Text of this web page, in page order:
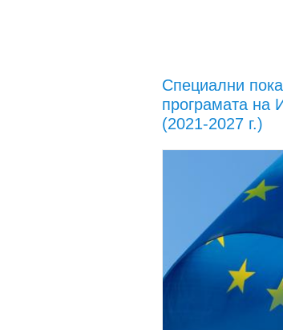
Специални
програмата на
(2021-2027 г.)